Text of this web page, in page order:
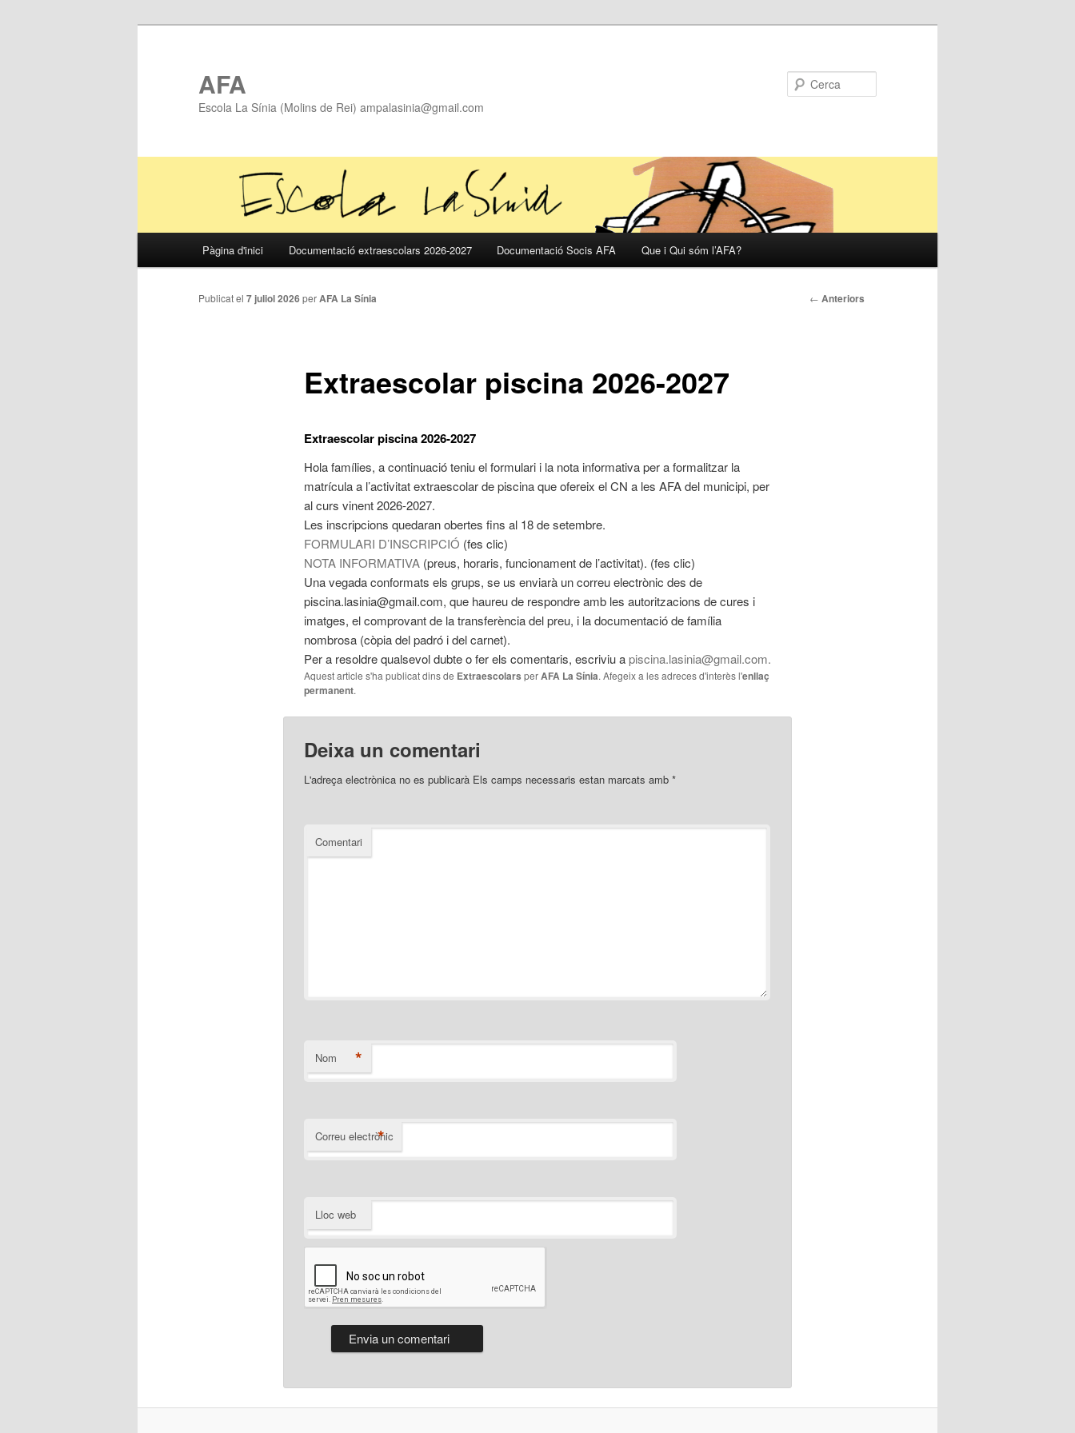
AFA
Escola La Sínia (Molins de Rei) ampalasinia@gmail.com
Aneu
al
Pàgina d'inici Documentació extraescolars 2026-2027 Documentació Socis AFA Que i Qui sóm l’AFA?
Navegació
← Anteriors
Extraescolar piscina 2026-2027
Publicat el 7 juliol 2026 perAFA La Sínia
Extraescolar piscina 2026-2027
Hola famílies, a continuació teniu el formulari i la nota informativa per a formalitzar la
matrícula a l’activitat extraescolar de piscina que ofereix el CN a les AFA del municipi, per
al curs vinent 2026-2027.
Les inscripcions quedaran obertes fins al 18 de setembre.
FORMULARI D’INSCRIPCIÓ (fes clic)
NOTA INFORMATIVA(preus, horaris, funcionament de l’activitat). (fes clic)
Una vegada conformats els grups, se us enviarà un correu electrònic des de
piscina.lasinia@gmail.com, que haureu de respondre amb les autoritzacions de cures i
imatges, el comprovant de la transferència del preu, i la documentació de família
nombrosa (còpia del padró i del carnet).
Per a resoldre qualsevol dubte o fer els comentaris, escriviu apiscina.lasinia@gmail.com.
Aquest article s'ha publicat dins de Extraescolars perAFA La Sínia. Afegeix a les adreces d'interès l'enllaç
permanent.
Deixa un comentari
L'adreça electrònica no es publicaràEls camps necessaris estan marcats amb *
Comentari
Nom *
Correu electrònic
*
Lloc web